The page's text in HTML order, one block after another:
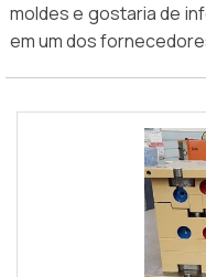
moldes e gostaria de
em um dos